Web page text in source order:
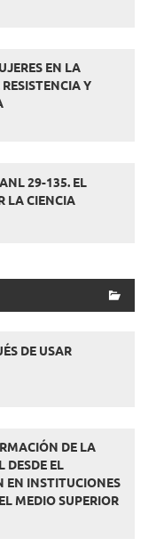
EN LA
Y
29-135. EL
LA CIENCIA
DE USAR
DE LA
DESDE EL
EN INSTITUCIONES
MEDIO SUPERIOR